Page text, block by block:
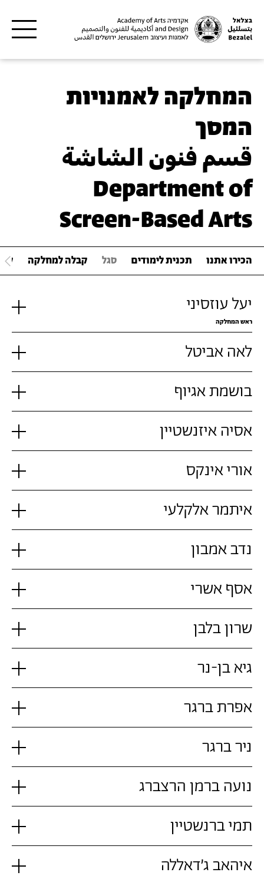
המחלקה לאמנויות
המסך
قسم فنون الشاشة
Department of
Screen-Based Arts
הכירו אתנו תכנית לימודים סגל קבלה למחלקה
יעל עוזסיני
ראש המחלקה
לאה אביטל
בושמת אגיוף
אסיה איזנשטיין
אורי אינקס
איתמר אלקלעי
נדב אמבון
אסף אשרי
שרון בלבן
גיא בן-נר
אפרת ברגר
ניר ברגר
נועה ברמן הרצברג
תמי ברנשטיין
איהאב ג'דאללה